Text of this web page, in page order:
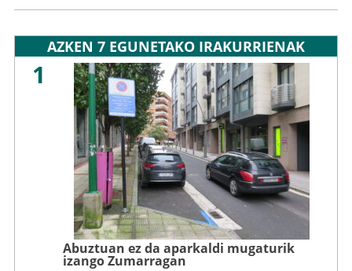
AZKEN 7 EGUNETAKO IRAKURRIENAK
1
Abuztuan ez da aparkaldi mugaturik
izango Zumarragan